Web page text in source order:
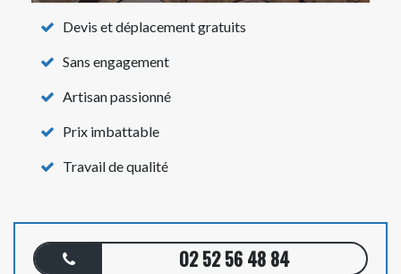
Devis et déplacement gratuits
Sans engagement
Artisan passionné
Prix imbattable
Travail de qualité
02 52 56 48 84